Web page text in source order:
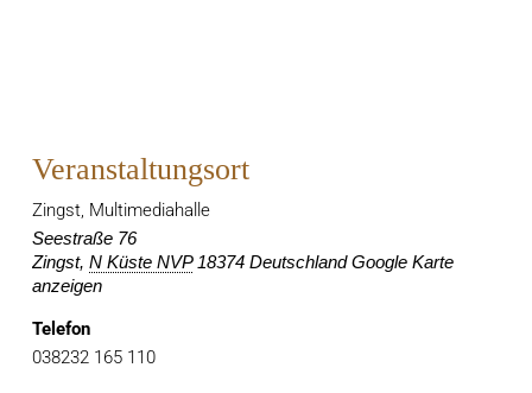
Veranstaltungsort
Zingst, Multimediahalle
Seestraße 76
Zingst, N Küste NVP 18374 Deutschland Google Karte
anzeigen
Telefon
038232 165 110